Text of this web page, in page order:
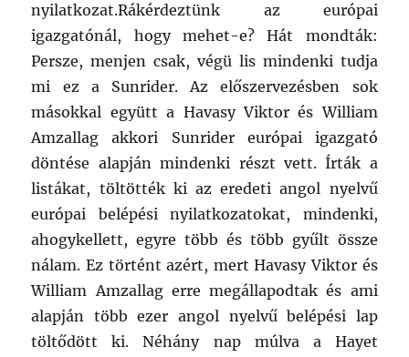
nyilatkozat.Rákérdeztünk az európai
igazgatónál, hogy mehet-e? Hát mondták:
Persze, menjen csak, végü lis mindenki tudja
mi ez a Sunrider. Az előszervezésben sok
másokkal együtt a Havasy Viktor és William
Amzallag akkori Sunrider európai igazgató
döntése alapján mindenki részt vett. Írták a
listákat, töltötték ki az eredeti angol nyelvű
európai belépési nyilatkozatokat, mindenki,
ahogykellett, egyre több és több gyűlt össze
nálam. Ez történt azért, mert Havasy Viktor és
William Amzallag erre megállapodtak és ami
alapján több ezer angol nyelvű belépési lap
töltődött ki. Néhány nap múlva a Hayet